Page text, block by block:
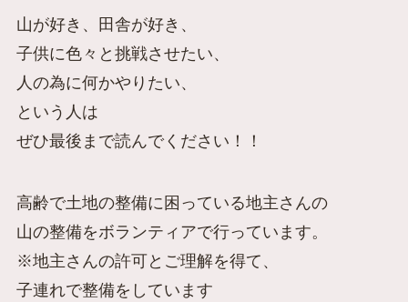
山が好き、田舎が好き、
子供に色々と挑戦させたい、
人の為に何かやりたい、
という人は
ぜひ最後まで読んでください！！
高齢で土地の整備に困っている地主さんの
山の整備をボランティアで行っています。
※地主さんの許可とご理解を得て、
子連れで整備をしています